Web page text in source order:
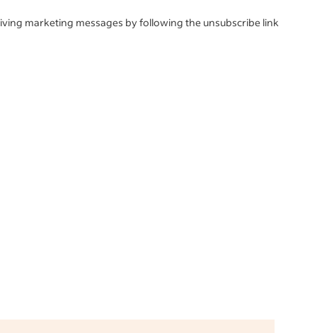
marketing messages by following the unsubscribe link